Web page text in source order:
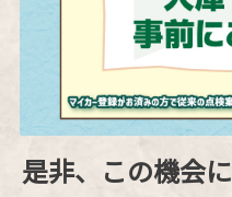
是非、この機会